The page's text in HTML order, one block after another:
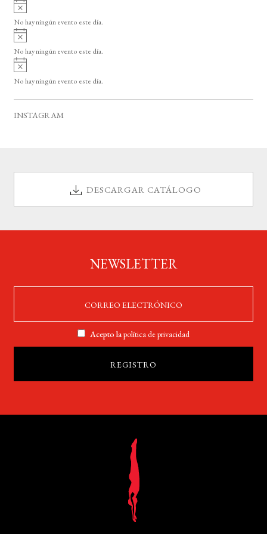
o
A
v
i
o
No hay ningún evento este día.
A
v
i
o
No hay ningún evento este día.
A
v
i
No hay ningún evento este día.
INSTAGRAM
DESCARGAR CATÁLOGO
NEWSLETTER
Acepto lapolítica de privacidad